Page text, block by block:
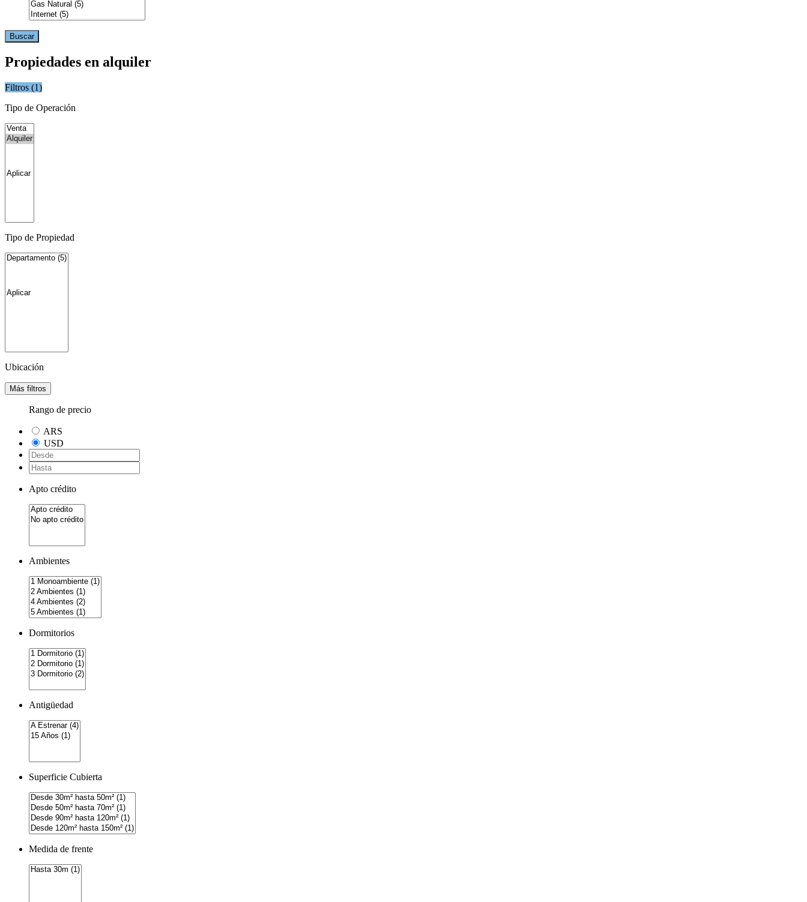
Buscar
Propiedades en alquiler
Filtros (1)
Tipo de Operación
Tipo de Propiedad
Ubicación
Más filtros
Rango de precio
ARS
USD
Apto crédito
Ambientes
Dormitorios
Antigüedad
Superficie Cubierta
Medida de frente